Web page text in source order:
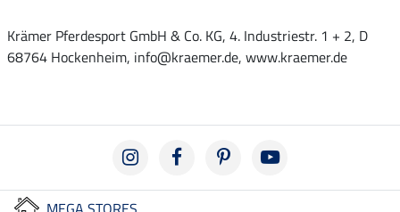
Krämer Pferdesport GmbH & Co. KG, 4. Industriestr. 1 + 2, D
68764 Hockenheim, info@kraemer.de, www.kraemer.de